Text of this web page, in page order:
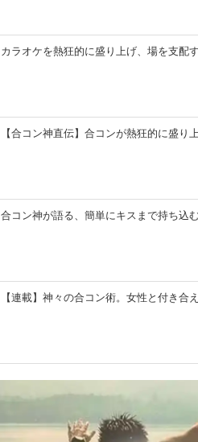
カラオケを熱狂的に盛り上げ、場を支配
【合コン神直伝】合コンが熱狂的に盛り
合コン神が語る、簡単にキスまで持ち込
【連載】神々の合コン術。女性と付き合